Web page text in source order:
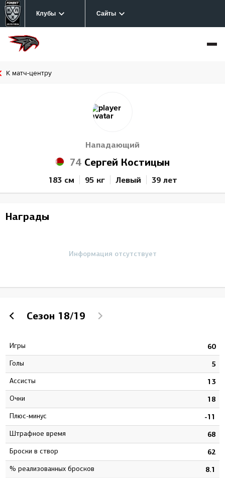
Клубы Сайты
К матч-центру
Нападающий
74 Сергей Костицын
183 см 95 кг Левый 39 лет
Награды
Информация отсутствует
Сезон 18/19
Игры 60
Голы 5
Ассисты 13
Очки 18
Плюс-минус -11
штрафное время 68
Броски в створ 62
% реализованных бросков 8.1